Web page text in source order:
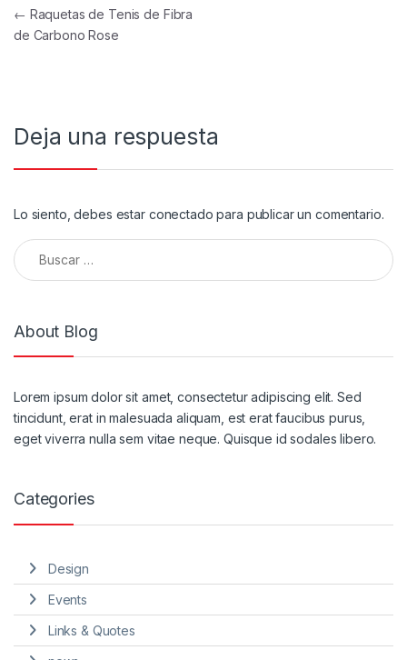
Navegación de entradas
← Raquetas de Tenis de Fibra
de Carbono Rose
Deja una respuesta
Lo siento, debes estar conectado para publicar un comentario.
Buscar:
About Blog
Lorem ipsum dolor sit amet, consectetur adipiscing elit. Sed
tincidunt, erat in malesuada aliquam, est erat faucibus purus,
eget viverra nulla sem vitae neque. Quisque id sodales libero.
Categories
Design
Events
Links & Quotes